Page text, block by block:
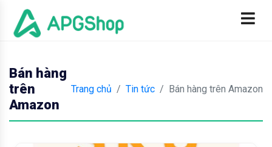
Bán hàng
trên
Amazon
Trang chủ Tin tức Bán hàng trên Amazon